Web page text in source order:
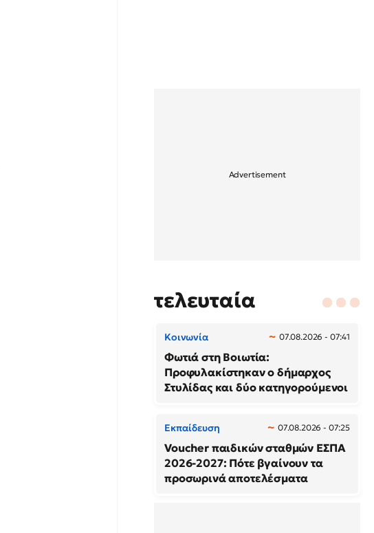
τελευταία
Κοινωνία 07.08.2026 - 07:41
Φωτιά στη Βοιωτία:
Προφυλακίστηκαν ο δήμαρχος
Στυλίδας και δύο κατηγορούμενοι
Εκπαίδευση 07.08.2026 - 07:25
Voucher παιδικών σταθμών ΕΣΠΑ
2026-2027: Πότε βγαίνουν τα
προσωρινά αποτελέσματα